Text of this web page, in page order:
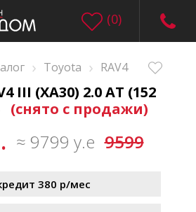
(0)
› Toyota › RAV4
III (XA30) 2.0 AT (152
(снято с продажи)
≈ 9799 у.е 9599
380 р/мес